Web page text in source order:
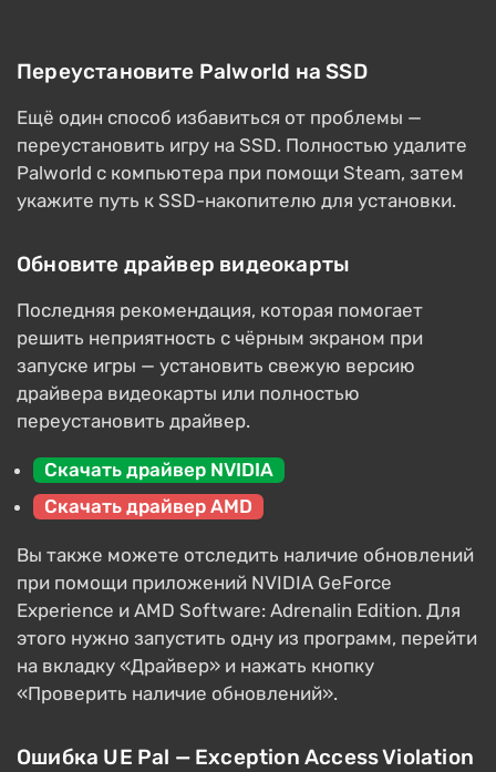
Переустановите Palworld на SSD
Ещё один способ избавиться от проблемы —
переустановить игру на SSD. Полностью удалите
Palworld с компьютера при помощи Steam, затем
укажите путь к SSD-накопителю для установки.
Обновите драйвер видеокарты
Последняя рекомендация, которая помогает
решить неприятность с чёрным экраном при
запуске игры — установить свежую версию
драйвера видеокарты или полностью
переустановить драйвер.
Скачать драйвер NVIDIA
Скачать драйвер AMD
Вы также можете отследить наличие обновлений
при помощи приложений NVIDIA GeForce
Experience и AMD Software: Adrenalin Edition. Для
этого нужно запустить одну из программ, перейти
на вкладку «Драйвер» и нажать кнопку
«Проверить наличие обновлений».
Ошибка UE Pal — Exception Access Violation